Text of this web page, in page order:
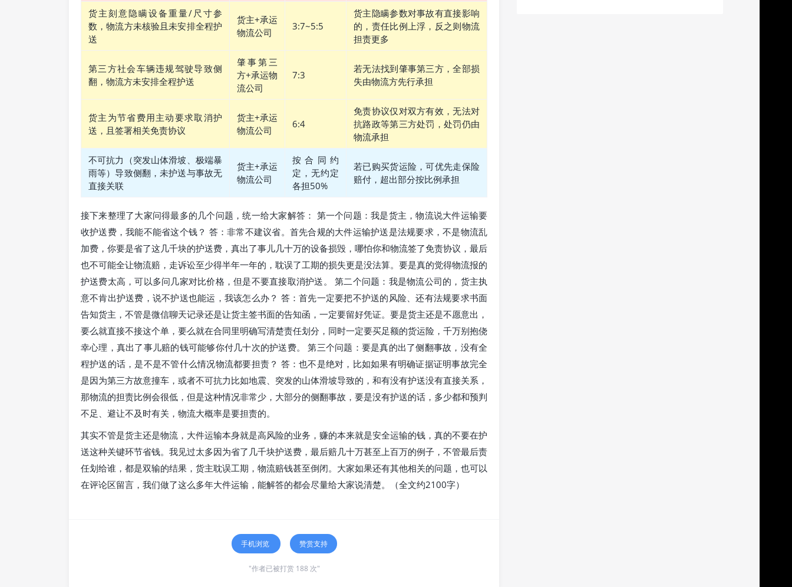
货主刻意隐瞒设备重量/尺寸参
数，物流方未核验且未安排全程护
送
货主+承运
物流公司
3:7~5:5
货主隐瞒参数对事故有直接影响
的，责任比例上浮，反之则物流
担责更多
第三方社会车辆违规驾驶导致侧
翻，物流方未安排全程护送
肇事第三
方+承运物
流公司
7:3
若无法找到肇事第三方，全部损
失由物流方先行承担
货主为节省费用主动要求取消护
送，且签署相关免责协议
货主+承运
物流公司
6:4
免责协议仅对双方有效，无法对
抗路政等第三方处罚，处罚仍由
物流承担
不可抗力（突发山体滑坡、极端暴
雨等）导致侧翻，未护送与事故无
直接关联
货主+承运
物流公司
按合同约
定，无约定
各担50%
若已购买货运险，可优先走保险
赔付，超出部分按比例承担
接下来整理了大家问得最多的几个问题，统一给大家解答： 第一个问题：我是货主，物流说大件运输要
收护送费，我能不能省这个钱？ 答：非常不建议省。首先合规的大件运输护送是法规要求，不是物流乱
加费，你要是省了这几千块的护送费，真出了事儿几十万的设备损毁，哪怕你和物流签了免责协议，最后
也不可能全让物流赔，走诉讼至少得半年一年的，耽误了工期的损失更是没法算。要是真的觉得物流报的
护送费太高，可以多问几家对比价格，但是不要直接取消护送。 第二个问题：我是物流公司的，货主执
意不肯出护送费，说不护送也能运，我该怎么办？ 答：首先一定要把不护送的风险、还有法规要求书面
告知货主，不管是微信聊天记录还是让货主签书面的告知函，一定要留好凭证。要是货主还是不愿意出，
要么就直接不接这个单，要么就在合同里明确写清楚责任划分，同时一定要买足额的货运险，千万别抱侥
幸心理，真出了事儿赔的钱可能够你付几十次的护送费。 第三个问题：要是真的出了侧翻事故，没有全
程护送的话，是不是不管什么情况物流都要担责？ 答：也不是绝对，比如如果有明确证据证明事故完全
是因为第三方故意撞车，或者不可抗力比如地震、突发的山体滑坡导致的，和有没有护送没有直接关系，
那物流的担责比例会很低，但是这种情况非常少，大部分的侧翻事故，要是没有护送的话，多少都和预判
不足、避让不及时有关，物流大概率是要担责的。
其实不管是货主还是物流，大件运输本身就是高风险的业务，赚的本来就是安全运输的钱，真的不要在护
送这种关键环节省钱。我见过太多因为省了几千块护送费，最后赔几十万甚至上百万的例子，不管最后责
任划给谁，都是双输的结果，货主耽误工期，物流赔钱甚至倒闭。大家如果还有其他相关的问题，也可以
在评论区留言，我们做了这么多年大件运输，能解答的都会尽量给大家说清楚。（全文约2100字）
手机浏览 赞赏支持
"作者已被打赏 188 次"